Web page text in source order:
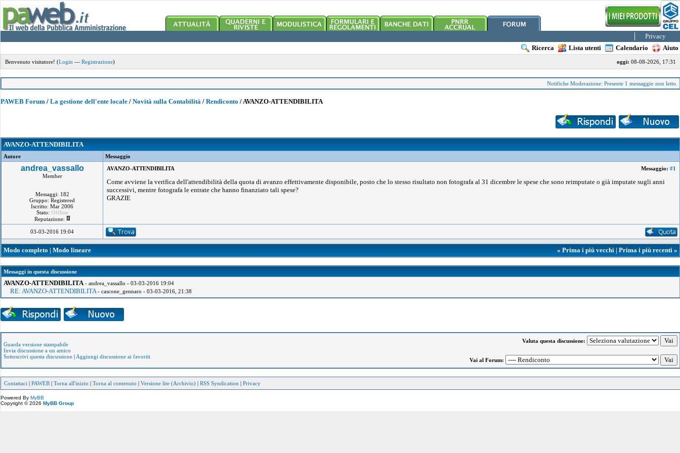
Privacy
Ricerca
Lista utenti Calendario Aiuto
oggi: 08-08-2026, 17:31
Benvenuto visitatore! (Login — Registrazione)
Notifiche Moderazione: Presente 1 messaggio non letto.
PAWEB Forum / La gestione dell'ente locale / Novità sulla Contabilità / Rendiconto /AVANZO-ATTENDIBILITA
AVANZO-ATTENDIBILITA
Autore Messaggio
andrea_vassallo
Member
Messaggi: 182
Gruppo: Registered
Iscritto: Mar 2006
Stato: Offline
Reputazione:
Messaggio: #1
AVANZO-ATTENDIBILITA
Come avviene la verifica dell'attendibilità della quota di avanzo effettivamente disponibile, posto che lo stesso risultato non fotografa al 31 dicembre le spese che sono reimputate o già imputate sugli anni
successivi, mentre fotografa le entrate che hanno finanziato tali spese?
GRAZIE
03-03-2016 19:04
« Prima i più vecchi | Prima i più recenti »
Modo completo | Modo lineare
Messaggi in questa discussione
AVANZO-ATTENDIBILITA - andrea_vassallo - 03-03-2016 19:04
RE: AVANZO-ATTENDIBILITA - cascone_gennaro - 03-03-2016, 21:38
Guarda versione stampabile
Invia discussione a un amico
Sottoscrivi questa discussione | Aggiungi discussione ai favoriti
Valuta questa discussione:
Vai al Forum:
Contattaci | PAWEB | Torna all'inizio | Torna al contenuto | Versione lite (Archivio) | RSS Syndication | Privacy
Powered By MyBB
Copyright © 2026 MyBB Group